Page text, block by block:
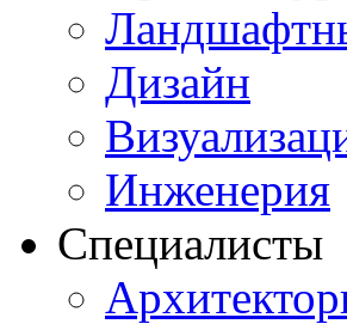
Дизайн
Инженерия
Специалисты